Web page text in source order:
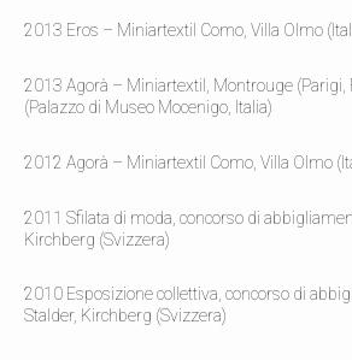
2013 Eros – Miniartextil Como, Villa Olmo
2013 Agorà – Miniartextil, Montrouge (Parigi,
(Palazzo di Museo Mocenigo, Italia)
2012 Agorà – Miniartextil Como, Villa Olmo
2011 Sfilata di moda, concorso di
Kirchberg (Svizzera)
2010 Esposizione collettiva, concorso di
Stalder, Kirchberg (Svizzera)